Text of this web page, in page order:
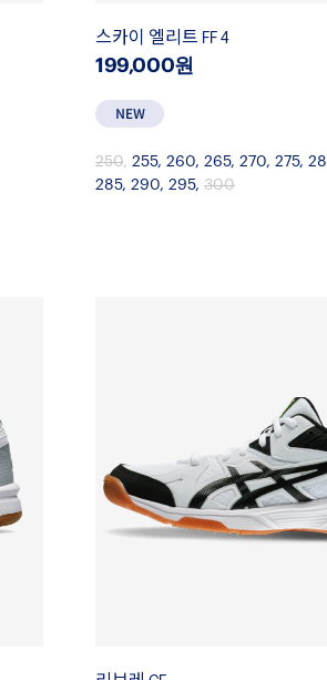
스카이 엘리트 FF 4
199,000원
250,255,260,265,270,275,
285,290,295,300